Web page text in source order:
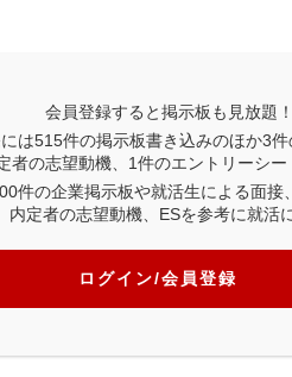
会員登録すると掲示板も見放題！
は515件の掲示板書き込みのほか3件
者の志望動機、 1件のエントリーシー
件の企業掲示板や就活生による面
内定者の志望動機、ESを参考に就活
ログイン/会員登録